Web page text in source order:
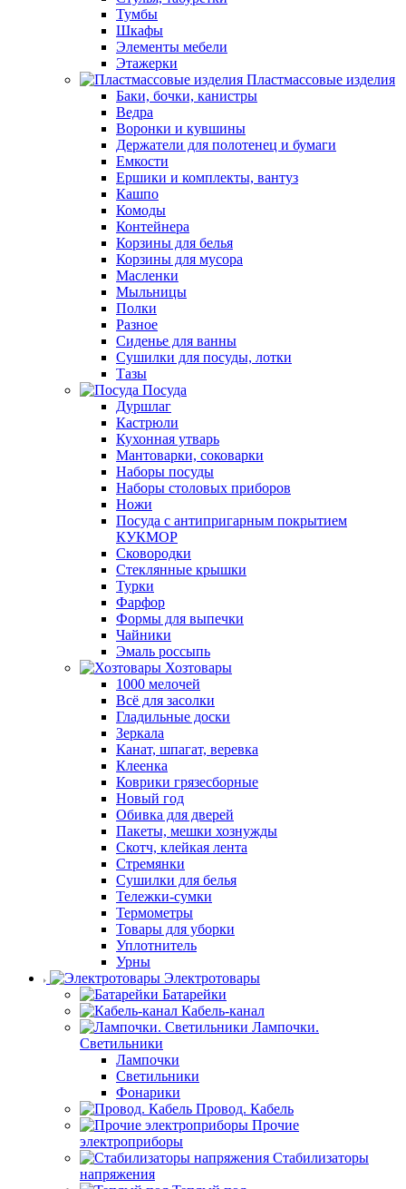
Тумбы
Шкафы
Элементы мебели
Этажерки
Пластмассовые изделия
Баки, бочки, канистры
Ведра
Воронки и кувшины
Держатели для полотенец и бумаги
Емкости
Ершики и комплекты, вантуз
Кашпо
Комоды
Контейнера
Корзины для белья
Корзины для мусора
Масленки
Мыльницы
Полки
Разное
Сиденье для ванны
Сушилки для посуды, лотки
Тазы
Посуда
Дуршлаг
Кастрюли
Кухонная утварь
Мантоварки, соковарки
Наборы посуды
Наборы столовых приборов
Ножи
Посуда с антипригарным покрытием
КУКМОР
Сковородки
Стеклянные крышки
Турки
Фарфор
Формы для выпечки
Чайники
Эмаль россыпь
Хозтовары
1000 мелочей
Всё для засолки
Гладильные доски
Зеркала
Канат, шпагат, веревка
Клеенка
Коврики грязесборные
Новый год
Обивка для дверей
Пакеты, мешки хознужды
Скотч, клейкая лента
Стремянки
Сушилки для белья
Тележки-сумки
Термометры
Товары для уборки
Уплотнитель
Урны
Электротовары
Батарейки
Кабель-канал
Лампочки.
Светильники
Лампочки
Светильники
Фонарики
Провод. Кабель
Прочие
электроприборы
Стабилизаторы
напряжения